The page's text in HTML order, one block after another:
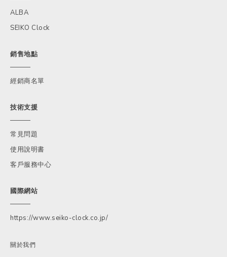
ALBA
SEIKO Clock
銷售地點
經銷商名單
技術支援
常見問題
使用說明書
客戶服務中心
國際網站
https://www.seiko-clock.co.jp/
關於我們